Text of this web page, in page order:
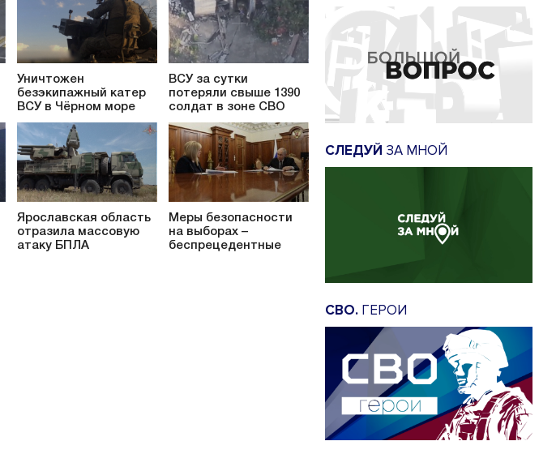
Уничтожен
безэкипажный катер
ВСУ в Чёрном море
ВСУ за сутки
потеряли свыше 1390
солдат в зоне СВО
Ярославская область
отразила массовую
атаку БПЛА
Меры безопасности
на выборах –
беспрецедентные
СЛЕДУЙ ЗА МНОЙ
СВО. ГЕРОИ